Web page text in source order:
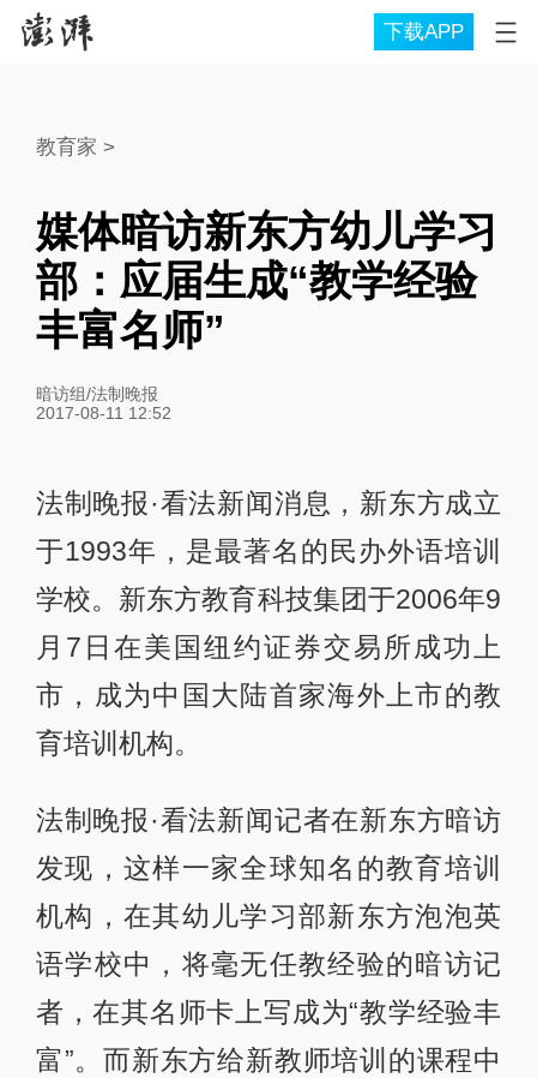
下载APP
教育家 >
媒体暗访新东方幼儿学习
部：应届生成“教学经验
丰富名师”
暗访组/法制晚报
2017-08-11 12:52
法制晚报·看法新闻消息，新东方成立
于1993年，是最著名的民办外语培训
学校。新东方教育科技集团于2006年9
月7日在美国纽约证券交易所成功上
市，成为中国大陆首家海外上市的教
育培训机构。
法制晚报·看法新闻记者在新东方暗访
发现，这样一家全球知名的教育培训
机构，在其幼儿学习部新东方泡泡英
语学校中，将毫无任教经验的暗访记
者，在其名师卡上写成为“教学经验丰
富”。而新东方给新教师培训的课程中